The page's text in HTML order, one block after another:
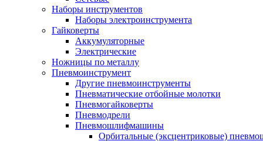
Наборы инструментов
Наборы электроинструмента
Гайковерты
Аккумуляторные
Электрические
Ножницы по металлу
Пневмоинструмент
Другие пневмоинструменты
Пневматические отбойные молотки
Пневмогайковерты
Пневмодрели
Пневмошлифмашины
Орбитальные (эксцентриковые)